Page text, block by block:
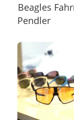
Beagles
Pendler